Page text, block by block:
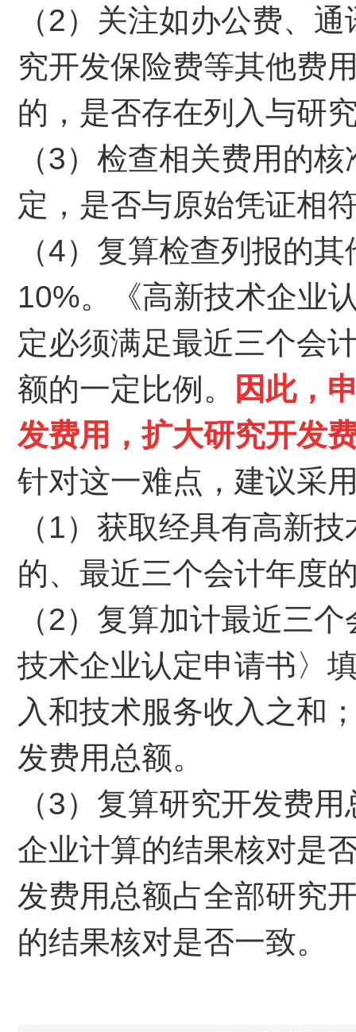
（2）关注如办公费、
究开发保险费等其他费
的，是否存在列入与研
（3）检查相关费用的
定，是否与原始凭证相
（4）复算检查列报的
10%。《高新技术企业
定必须满足最近三个会
额的一定比例。
因此，
发费用，扩大研究开发
针对这一难点，建议采
（1）获取经具有高新
的、最近三个会计年度
（2）复算加计最近三
技术企业认定申请书〉
入和技术服务收入之和
发费用总额。
（3）复算研究开发费
企业计算的结果核对是
发费用总额占全部研究
的结果核对是否一致。